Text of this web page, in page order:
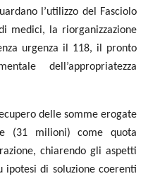
l’utilizzo del Fasciolo
medici, la riorganizzazione
urgenza il 118, il pronto
dell’appropriatezza
delle somme erogate
(31 milioni) come quota
chiarendo gli aspetti
di soluzione coerenti